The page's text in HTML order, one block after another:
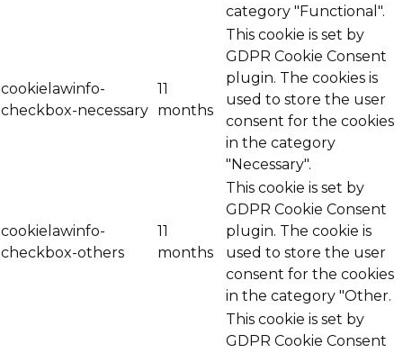
category "Functional".
cookielawinfo-
checkbox-necessary
11
months
This cookie is set by
GDPR Cookie Consent
plugin. The cookies is
used to store the user
consent for the cookies
in the category
"Necessary".
cookielawinfo-
checkbox-others
11
months
This cookie is set by
GDPR Cookie Consent
plugin. The cookie is
used to store the user
consent for the cookies
in the category "Other.
This cookie is set by
GDPR Cookie Consent